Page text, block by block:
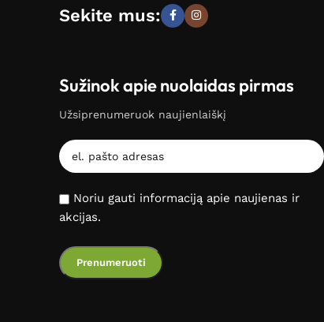
Sekite mus:
Sužinok apie nuolaidas pirmas
Užsiprenumeruok naujienlaiškį
Noriu gauti informaciją apie naujienas ir
akcijas.